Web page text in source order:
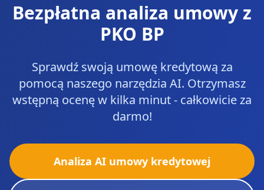
Bezpłatna analiza umowy z
PKO BP
Sprawdź swoją umowę kredytową za
pomocą naszego narzędzia AI. Otrzymasz
wstępną ocenę w kilka minut - całkowicie za
darmo!
Analiza AI umowy kredytowej